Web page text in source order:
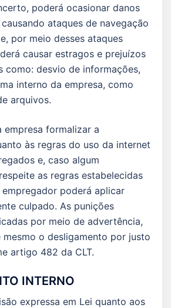
poderá ocasionar danos
ataques de navegação
por meio desses ataques
causar estragos e prejuízos
como: desvio de informações,
interno da empresa, como
arquivos.
empresa formalizar a
às regras do uso da internet
e, caso algum
as regras estabelecidas
empregador poderá aplicar
culpado. As punições
por meio de advertência,
mesmo o desligamento por justo
artigo 482 da CLT.
INTERNO
expressa em Lei quanto aos